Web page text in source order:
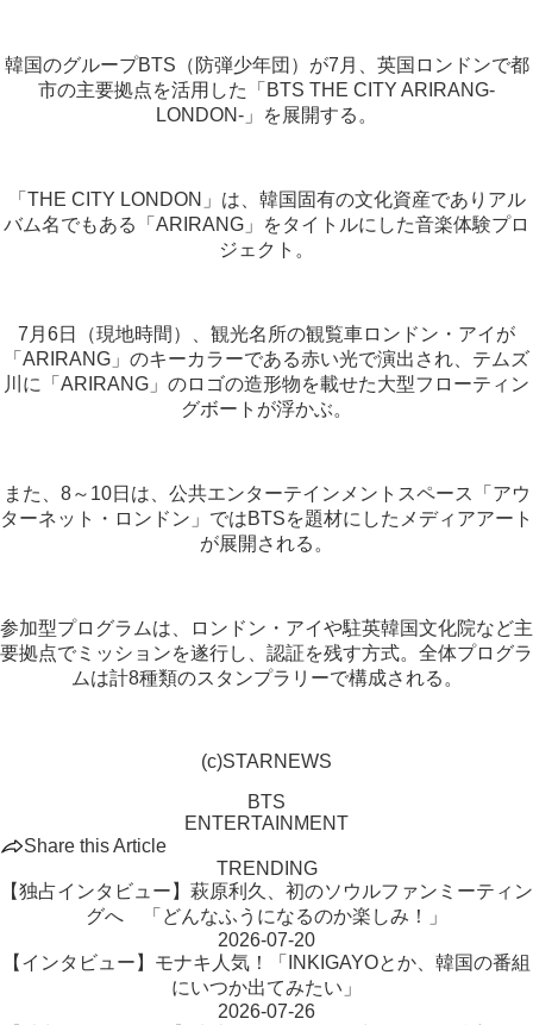
韓国のグループBTS（防弾少年団）が7月、英国ロンドンで都
市の主要拠点を活用した「BTS THE CITY ARIRANG-
LONDON-」を展開する。
「THE CITY LONDON」は、韓国固有の文化資産でありアル
バム名でもある「ARIRANG」をタイトルにした音楽体験プロ
ジェクト。
7月6日（現地時間）、観光名所の観覧車ロンドン・アイが
「ARIRANG」のキーカラーである赤い光で演出され、テムズ
川に「ARIRANG」のロゴの造形物を載せた大型フローティン
グボートが浮かぶ。
また、8～10日は、公共エンターテインメントスペース「アウ
ターネット・ロンドン」ではBTSを題材にしたメディアアート
が展開される。
参加型プログラムは、ロンドン・アイや駐英韓国文化院など主
要拠点でミッションを遂行し、認証を残す方式。全体プログラ
ムは計8種類のスタンプラリーで構成される。
(c)STARNEWS
BTS
ENTERTAINMENT
Share this Article
TRENDING
【独占インタビュー】萩原利久、初のソウルファンミーティン
グへ 「どんなふうになるのか楽しみ！」
2026-07-20
【インタビュー】モナキ人気！「INKIGAYOとか、韓国の番組
にいつか出てみたい」
2026-07-26